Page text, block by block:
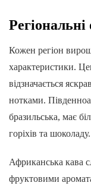
Регіональні
Кожен регіон
характеристики.
відзначається
нотками.
бразильська, має
горіхів та шоколаду.
Африканська кава
фруктовими